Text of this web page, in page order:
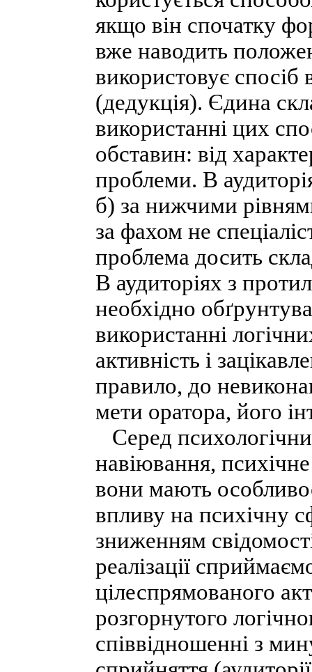
якщо він спочатку
вже наводить
використовує спосіб
(дедукція). Єдина
використанні цих
обставин: від
проблеми. В
б) за нижчими
за фахом не
проблема досить
В аудиторіях з
необхідно
використанні
активність і
правило, до
мети оратора, його
Серед
навіювання,
вони мають
впливу на психічну
зниженням
реалізації
цілеспрямованого
розгорнутого
співвідношенні з